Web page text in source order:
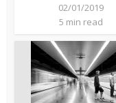
02/01/2019
5 min read